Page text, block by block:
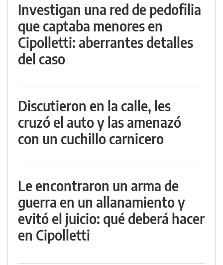
Investigan una red de pedofilia
que captaba menores en
Cipolletti: aberrantes detalles
del caso
Discutieron en la calle, les
cruzó el auto y las amenazó
con un cuchillo carnicero
Le encontraron un arma de
guerra en un allanamiento y
evitó el juicio: qué deberá hacer
en Cipolletti